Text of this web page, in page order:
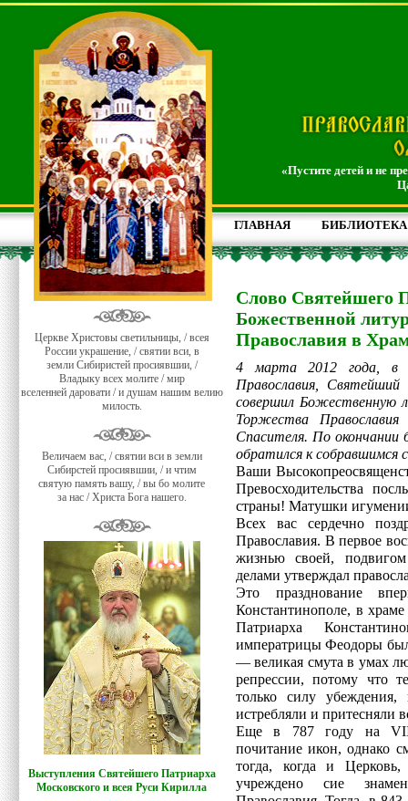
«Пустите детей и не
ГЛАВНАЯ БИБЛИОТЕКА
Церкве Христовы светильницы, / всея
России украшение, / святии вси, в
земли Сибиристей просиявшии, /
Владыку всех молите / мир
вселенней даровати / и душам нашим велию
милость.
Величаем вас, / святии вси в земли
Сибирстей просиявшии, / и чтим
святую память вашу, / вы бо молите
за нас / Христа Бога нашего.
Выступления Святейшего Патриарха
Московского и всея Руси Кирилла
Слово Святейшего
Божественной
Православия в
4 марта 2012 года, в
Православия,
совершил Божественную
Торжества
Спасителя. По окончании
обратился к собравшимся
Ваши
Превосходительства
страны! Матушки
Всех вас сердечно
Православия. В первое
жизнью своей,
делами утверждал
Это празднование
Константинополе, в
Патриарха
императрицы Феодоры
— великая смута в умах
репрессии, потому что
только силу
истребляли и притесняли
Еще в 787 году на VII
почитание икон, однако
тогда, когда и
учреждено сие